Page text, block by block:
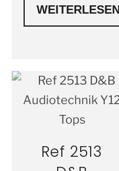
WEITERLESEN
Ref 2513